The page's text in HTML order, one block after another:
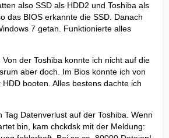
also SSD als HDD2 und Toshiba als
das BIOS erkannte die SSD. Danach
7 getan. Funktionierte alles
der Toshiba konnte ich nicht auf die
aber doch. Im Bios konnte ich von
booten. Alles bestens dachte ich
Tag Datenverlust auf der Toshiba. Wenn
bin, kam chckdsk mit der Meldung: